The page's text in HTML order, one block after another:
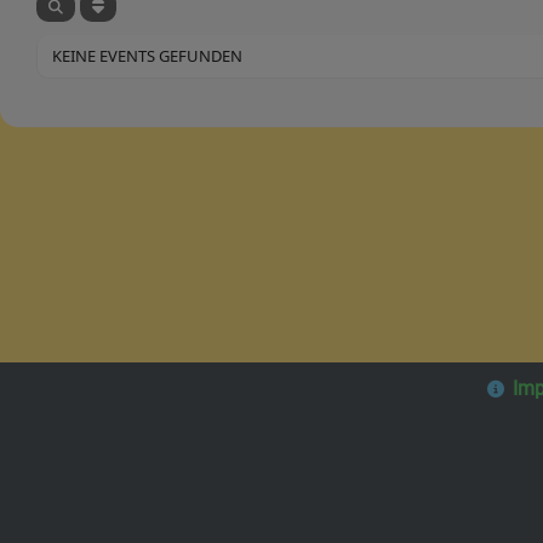
KEINE EVENTS GEFUNDEN